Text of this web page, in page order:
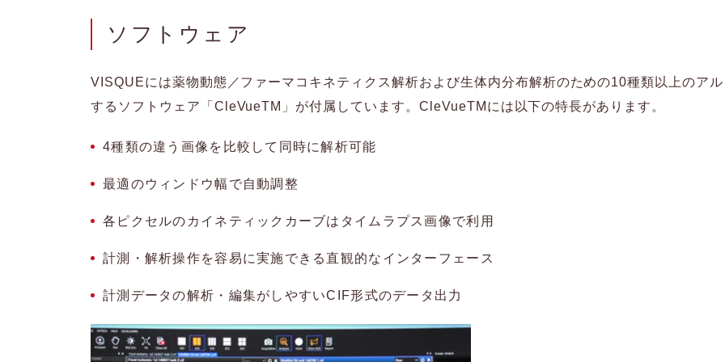
ソフトウェア
VISQUEには薬物動態／ファーマコキネティクス解析および生体内分布解析のための10種類以上のアル
するソフトウェア「CleVueTM」が付属しています。CleVueTMには以下の特長があります。
4種類の違う画像を比較して同時に解析可能
最適のウィンドウ幅で自動調整
各ピクセルのカイネティックカーブはタイムラプス画像で利用
計測・解析操作を容易に実施できる直観的なインターフェース
計測データの解析・編集がしやすいCIF形式のデータ出力